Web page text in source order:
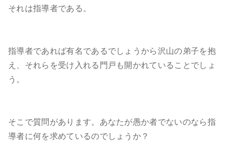
それは指導者である。
指導者であれば有名であるでしょうから沢山の弟子を抱
え、それらを受け入れる門戸も開かれていることでしょ
う。
そこで質問があります。あなたが愚か者でないのなら指
導者に何を求めているのでしょうか？